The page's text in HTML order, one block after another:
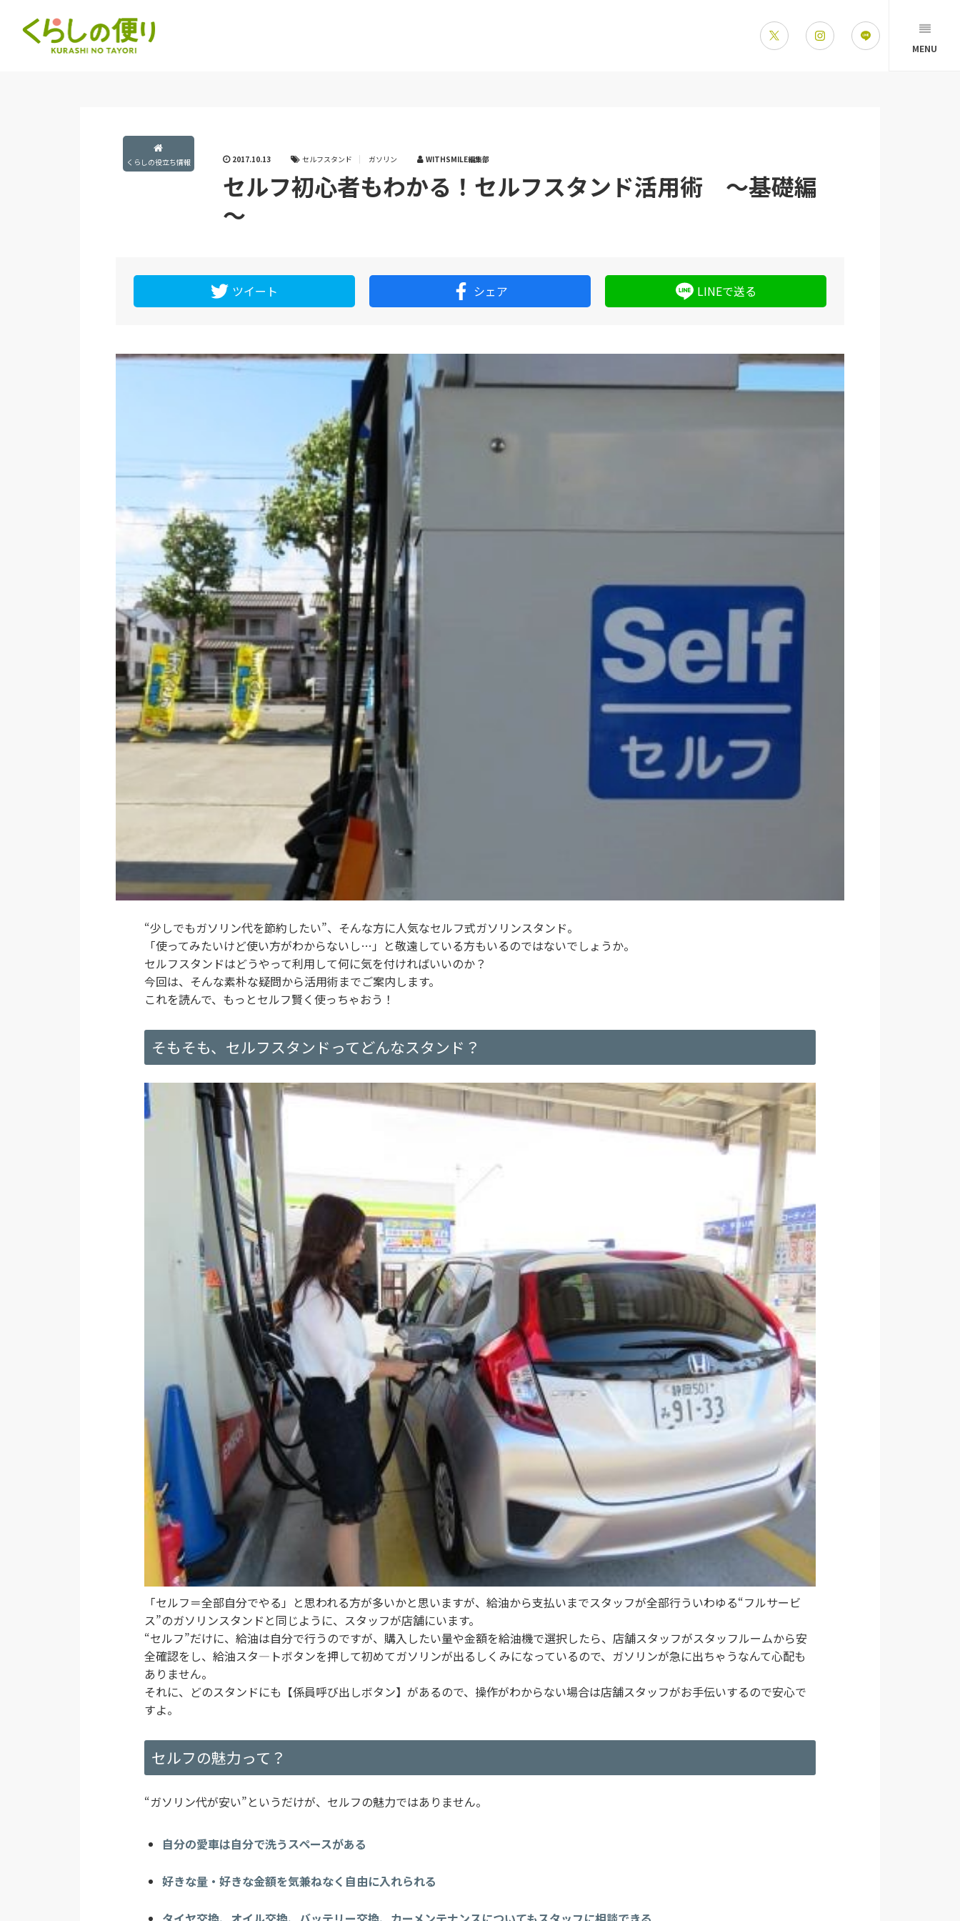
MENU
くらしの役立ち情報 2017.10.13 セルフスタンド ガソリン WITHSMILE編集部
セルフ初心者もわかる！セルフスタンド活用術 ～基礎編
～
ツイート シェア LINEで送る
“少しでもガソリン代を節約したい”、そんな方に人気なセルフ式ガソリンスタンド。
「使ってみたいけど使い方がわからないし…」と敬遠している方もいるのではないでしょうか。
セルフスタンドはどうやって利用して何に気を付ければいいのか？
今回は、そんな素朴な疑問から活用術までご案内します。
これを読んで、もっとセルフ賢く使っちゃおう！
そもそも、セルフスタンドってどんなスタンド？
「セルフ＝全部自分でやる」と思われる方が多いかと思いますが、給油から支払いまでスタッフが全部行ういわゆる“フルサービ
ス”のガソリンスタンドと同じように、スタッフが店舗にいます。
“セルフ”だけに、給油は自分で行うのですが、購入したい量や金額を給油機で選択したら、店舗スタッフがスタッフルームから安
全確認をし、給油スタ―トボタンを押して初めてガソリンが出るしくみになっているので、ガソリンが急に出ちゃうなんて心配も
ありません。
それに、どのスタンドにも【係員呼び出しボタン】があるので、操作がわからない場合は店舗スタッフがお手伝いするので安心で
すよ。
セルフの魅力って？
“ガソリン代が安い”というだけが、セルフの魅力ではありません。
自分の愛車は自分で洗うスペースがある
好きな量・好きな金額を気兼ねなく自由に入れられる